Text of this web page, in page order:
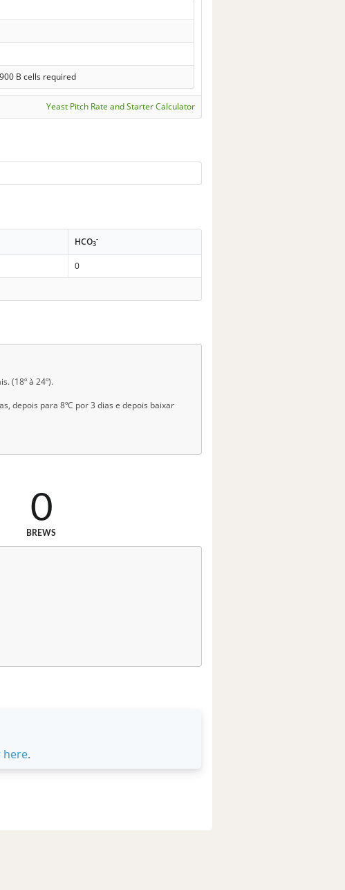
B cells required
Yeast Pitch Rate and Starter Calculator
HCO3
-
0
(18º à 24º).
depois para 8ºC por 3 dias e depois baixar
0
BREWS
here.